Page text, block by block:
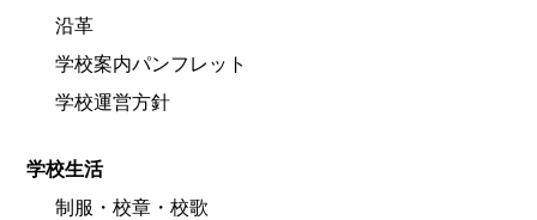
沿革
学校案内パンフレット
学校運営方針
学校生活
制服・校章・校歌